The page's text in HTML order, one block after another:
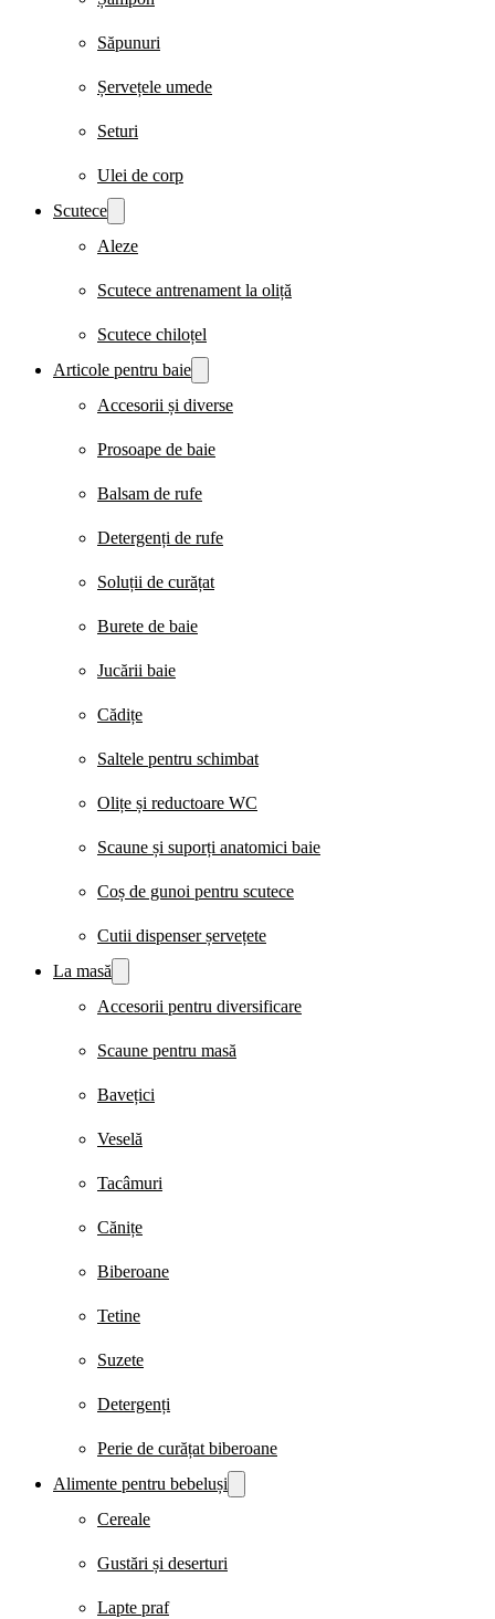
Săpunuri
Șervețele umede
Seturi
Ulei de corp
Scutece
Aleze
Scutece antrenament la oliță
Scutece chiloțel
Articole pentru baie
Accesorii și diverse
Prosoape de baie
Balsam de rufe
Detergenți de rufe
Soluții de curățat
Burete de baie
Jucării baie
Cădițe
Saltele pentru schimbat
Olițe și reductoare WC
Scaune și suporți anatomici baie
Coș de gunoi pentru scutece
Cutii dispenser șervețete
La masă
Accesorii pentru diversificare
Scaune pentru masă
Bavețici
Veselă
Tacâmuri
Cănițe
Biberoane
Tetine
Suzete
Detergenți
Perie de curățat biberoane
Alimente pentru bebeluși
Cereale
Gustări și deserturi
Lapte praf